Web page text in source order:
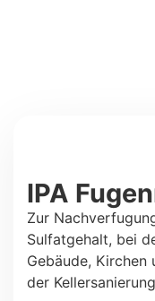
IPA
Zur
Sulfatgehalt, bei
Gebäude, Kirchen
der